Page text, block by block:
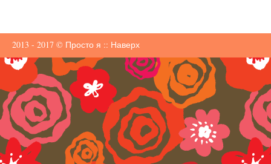
2013 - 2017 © Просто я :: Наверх